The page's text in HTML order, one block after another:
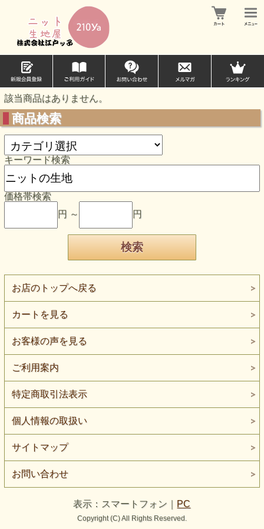
該当商品はありません。
商品検索
キーワード検索
価格帯検索
円 ～
円
お店のトップへ戻る
カートを見る
お客様の声を見る
ご利用案内
特定商取引法表示
個人情報の取扱い
サイトマップ
お問い合わせ
表示：スマートフォン｜ PC
Copyright (C) All Rights Reserved.